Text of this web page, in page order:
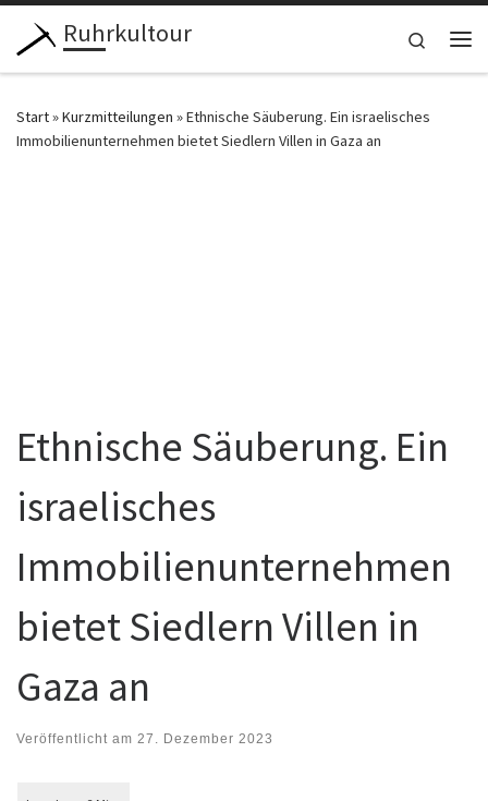
Zum Inhalt springen
Ruhrkultour
Search
Start»Kurzmitteilungen »Ethnische Säuberung. Ein israelisches
Immobilienunternehmen bietet Siedlern Villen in Gaza an
Ethnische Säuberung. Ein
israelisches
Immobilienunternehmen
bietet Siedlern Villen in
Gaza an
Veröffentlicht am 27. Dezember 2023